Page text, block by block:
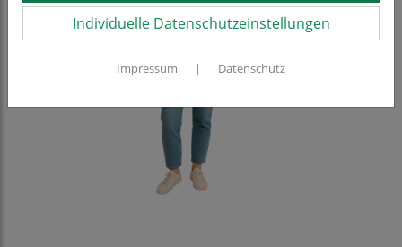
Individuelle Datenschutzeinstellungen
Impressum | Datenschutz